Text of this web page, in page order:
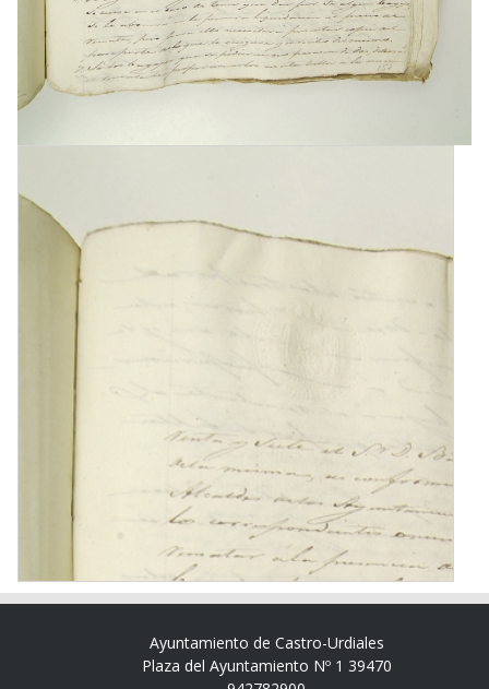
Ayuntamiento de Castro-Urdiales
Plaza del Ayuntamiento Nº 1 39470